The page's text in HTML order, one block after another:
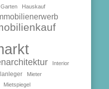
Garten Hauskauf
Interior
Mieter
Mietspiegel